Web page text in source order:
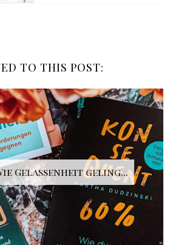
TO THIS POST:
Gelassenheit geling...